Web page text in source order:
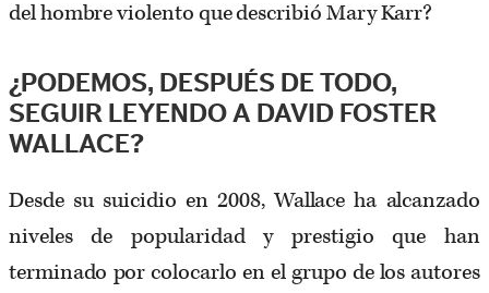
del hombre violento que describió Mary Karr?
¿PODEMOS, DESPUÉS DE TODO,
SEGUIR LEYENDO A DAVID FOSTER
WALLACE?
Desde su suicidio en 2008, Wallace ha alcanzado
niveles de popularidad y prestigio que han
terminado por colocarlo en el grupo de los autores